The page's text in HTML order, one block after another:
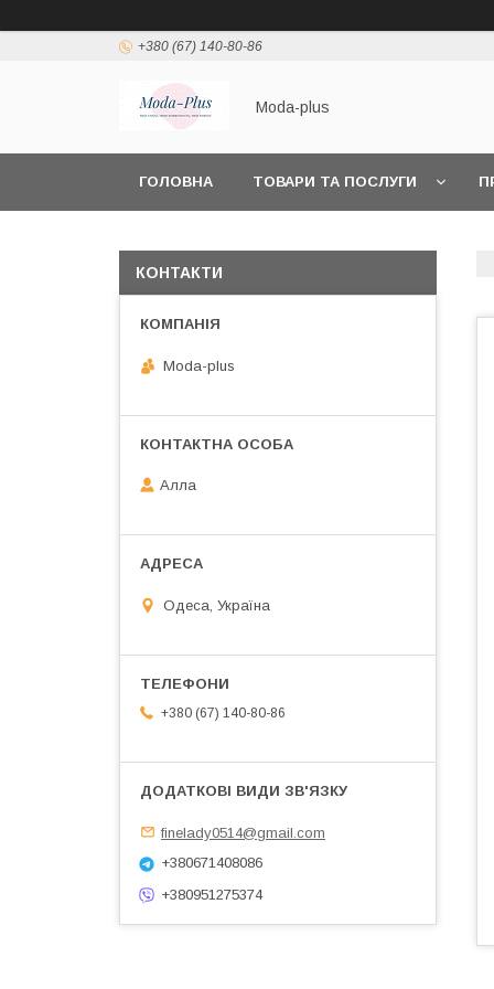
+380 (67) 140-80-86
Moda-plus
ГОЛОВНА ТОВАРИ ТА ПОСЛУГИ
КОНТАКТИ
Moda-plus
Алла
Одеса, Україна
+380 (67) 140-80-86
finelady0514@gmail.com
+380671408086
+380951275374